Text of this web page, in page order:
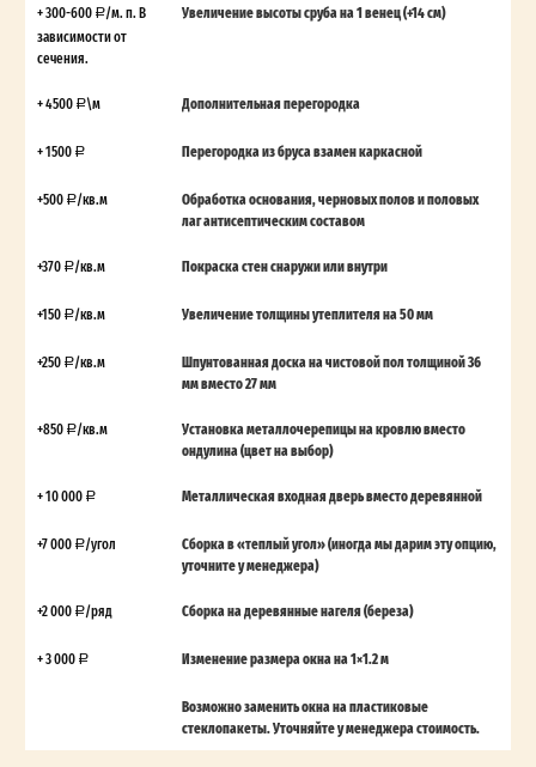
+ 300-600
/м. п. В
зависимости от
сечения.
Увеличение высоты сруба на 1 венец (+14 см)
+ 4500 \м Дополнительная перегородка
+ 1500 Перегородка из бруса взамен каркасной
+500 /кв.м
Обработка основания, черновых полов и половых
лаг антисептическим составом
+370 /кв.м Покраска стен снаружи или внутри
+150 /кв.м Увеличение толщины утеплителя на 50 мм
+250 /кв.м
Шпунтованная доска на чистовой пол толщиной 36
мм вместо 27 мм
+850 /кв.м
Установка металлочерепицы на кровлю вместо
ондулина (цвет на выбор)
+ 10 000 Металлическая входная дверь вместо деревянной
+7 000 /угол
Сборка в «теплый угол» (иногда мы дарим эту опцию,
уточните у менеджера)
+2 000 /ряд Сборка на деревянные нагеля (береза)
+ 3 000 Изменение размера окна на 1×1.2 м
Возможно заменить окна на пластиковые
стеклопакеты. Уточняйте у менеджера стоимость.